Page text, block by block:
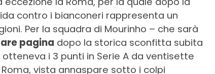
contro i bianconeri rappresenta un
Per la squadra di Mourinho – che sarà
pagina dopo la storica sconfitta subita
i 3 punti in Serie A da ventisette
vista annaspare sotto i colpi